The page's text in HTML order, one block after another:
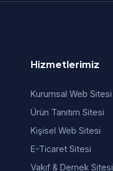
Hizmetlerimiz
Kurumsal Web Sitesi
Ürün Tanıtım Sitesi
Kişisel Web Sitesi
E-Ticaret Sitesi
Vakıf & Dernek Sitesi